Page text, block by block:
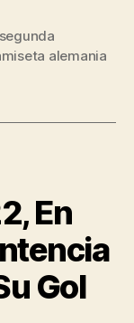
alemania
En
Gol